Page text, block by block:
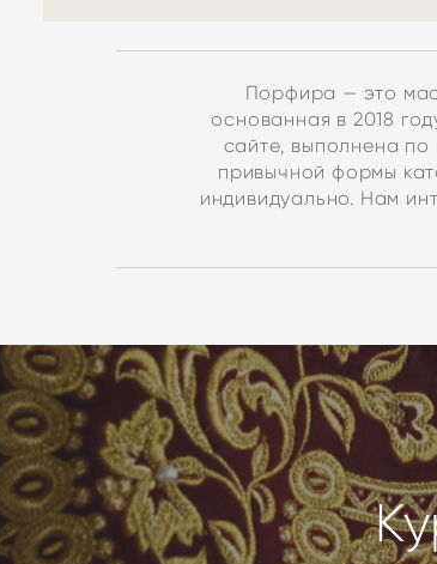
Порфира — это
основанная в 2018
сайте, выполнена по
привычной формы
индивидуально. Нам